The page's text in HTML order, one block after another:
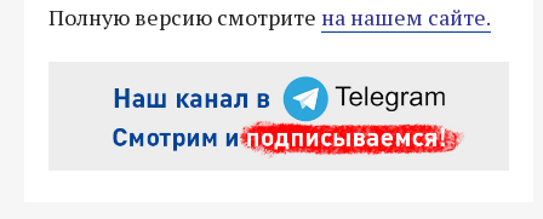
Полную версию смотрите на нашем сайте.